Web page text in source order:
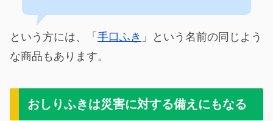
という方には、「 手口ふき 」という名前の同じよう
な商品もあります。
おしりふきは災害に対する備えにもなる